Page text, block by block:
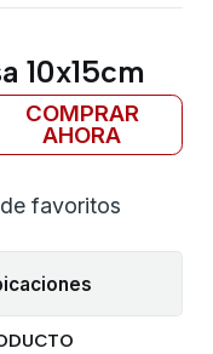
10x15cm
COMPRAR
AHORA
favoritos